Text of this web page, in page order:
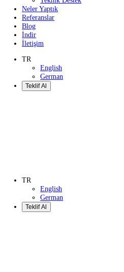
Grafik Tasarım
Sosyal Medya Yönetimi
Neler Yaptık
Referanslar
Blog
İndir
İletişim